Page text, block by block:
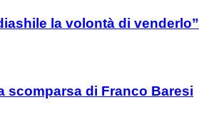
la volontà di venderlo”
scomparsa di Franco Baresi